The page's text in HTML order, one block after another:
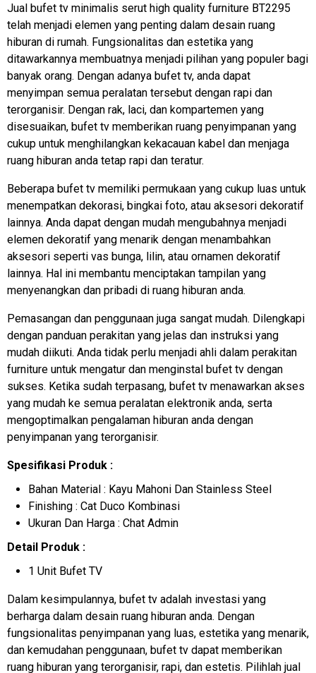
Jual bufet tv minimalis serut high quality furniture BT2295
telah menjadi elemen yang penting dalam desain ruang
hiburan di rumah. Fungsionalitas dan estetika yang
ditawarkannya membuatnya menjadi pilihan yang populer bagi
banyak orang. Dengan adanya bufet tv, anda dapat
menyimpan semua peralatan tersebut dengan rapi dan
terorganisir. Dengan rak, laci, dan kompartemen yang
disesuaikan, bufet tv memberikan ruang penyimpanan yang
cukup untuk menghilangkan kekacauan kabel dan menjaga
ruang hiburan anda tetap rapi dan teratur.
Beberapa bufet tv memiliki permukaan yang cukup luas untuk
menempatkan dekorasi, bingkai foto, atau aksesori dekoratif
lainnya. Anda dapat dengan mudah mengubahnya menjadi
elemen dekoratif yang menarik dengan menambahkan
aksesori seperti vas bunga, lilin, atau ornamen dekoratif
lainnya. Hal ini membantu menciptakan tampilan yang
menyenangkan dan pribadi di ruang hiburan anda.
Pemasangan dan penggunaan juga sangat mudah. Dilengkapi
dengan panduan perakitan yang jelas dan instruksi yang
mudah diikuti. Anda tidak perlu menjadi ahli dalam perakitan
furniture untuk mengatur dan menginstal bufet tv dengan
sukses. Ketika sudah terpasang, bufet tv menawarkan akses
yang mudah ke semua peralatan elektronik anda, serta
mengoptimalkan pengalaman hiburan anda dengan
penyimpanan yang terorganisir.
Spesifikasi Produk :
Bahan Material : Kayu Mahoni Dan Stainless Steel
Finishing : Cat Duco Kombinasi
Ukuran Dan Harga : Chat Admin
Detail Produk :
1 Unit Bufet TV
Dalam kesimpulannya, bufet tv adalah investasi yang
berharga dalam desain ruang hiburan anda. Dengan
fungsionalitas penyimpanan yang luas, estetika yang menarik,
dan kemudahan penggunaan, bufet tv dapat memberikan
ruang hiburan yang terorganisir, rapi, dan estetis. Pilihlah jual